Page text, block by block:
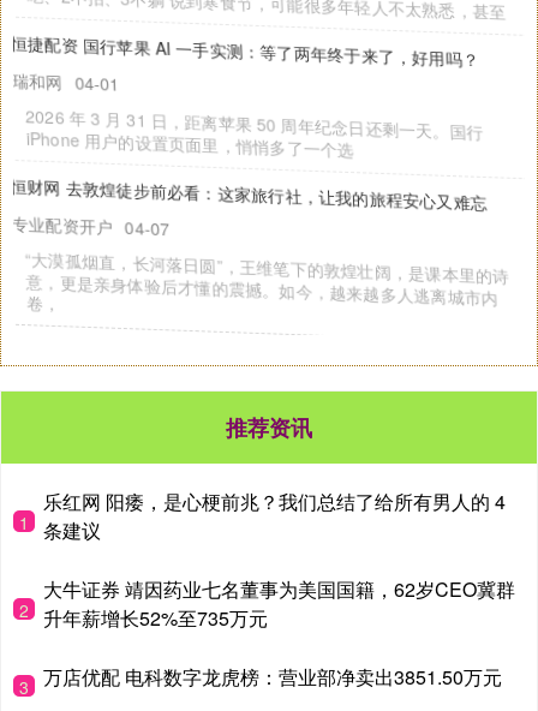
推荐资讯
1
乐红网 阳痿，是心梗前兆？我们总结了给所有男人的 4
条建议
2
大牛证券 靖因药业七名董事为美国国籍，62岁CEO冀群
升年薪增长52%至735万元
3 万店优配 电科数字龙虎榜：营业部净卖出3851.50万元